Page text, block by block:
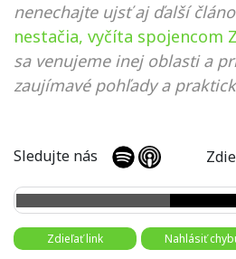
nenechajte ujsť aj ďalší
nestačia, vyčíta spojencom
sa venujeme inej oblasti a
zaujímavé pohľady a
Sledujte nás
Zdieľať link Nahlásiť